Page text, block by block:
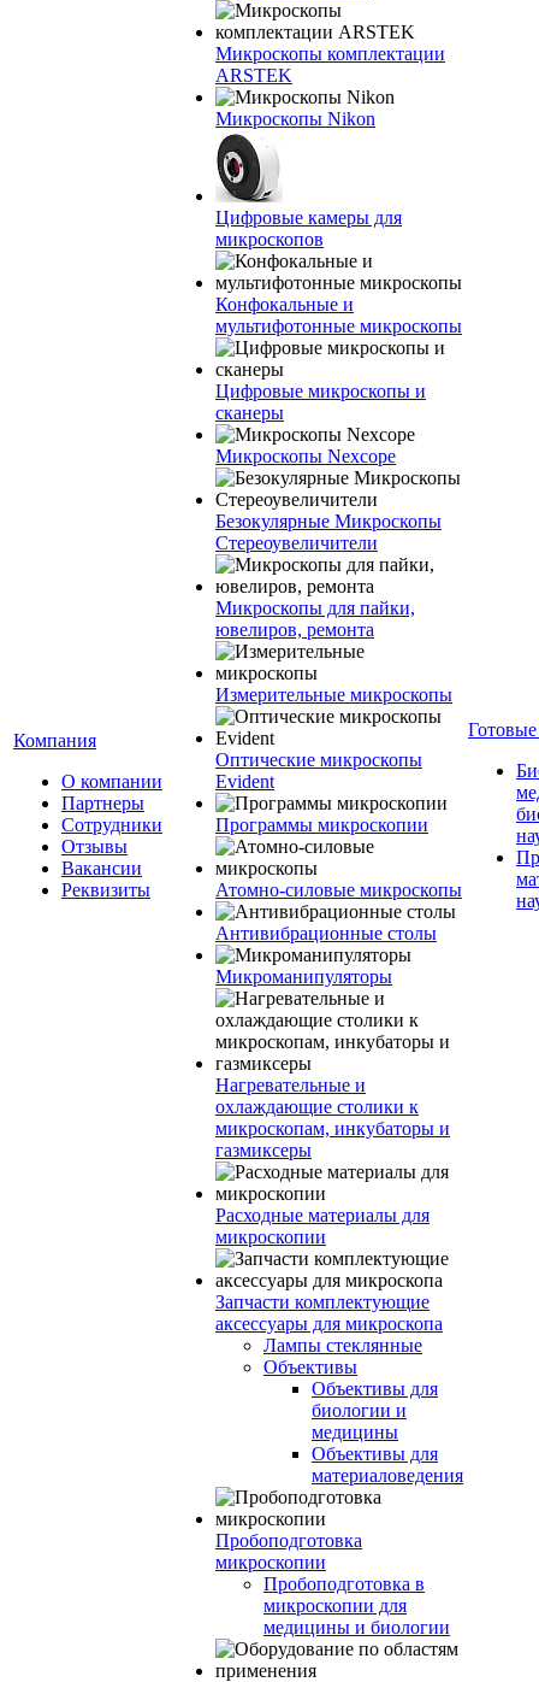
Компания
О компании
Партнеры
Сотрудники
Отзывы
Вакансии
Реквизиты
Микроскопы комплектации
ARSTEK
Микроскопы Nikon
Цифровые камеры для
микроскопов
Конфокальные и
мультифотонные микроскопы
Цифровые микроскопы и
сканеры
Микроскопы Nexcope
Безокулярные Микроскопы
Стереоувеличители
Микроскопы для пайки,
ювелиров, ремонта
Измерительные микроскопы
Оптические микроскопы
Evident
Программы микроскопии
Атомно-силовые микроскопы
Антивибрационные столы
Микроманипуляторы
Нагревательные и
охлаждающие столики к
микроскопам, инкубаторы и
газмиксеры
Расходные материалы для
микроскопии
Запчасти комплектующие
аксессуары для микроскопа
Лампы стеклянные
Объективы
Объективы для
биологии и
медицины
Объективы для
материаловедения
Пробоподготовка
микроскопии
Пробоподготовка в
микроскопии для
медицины и биологии